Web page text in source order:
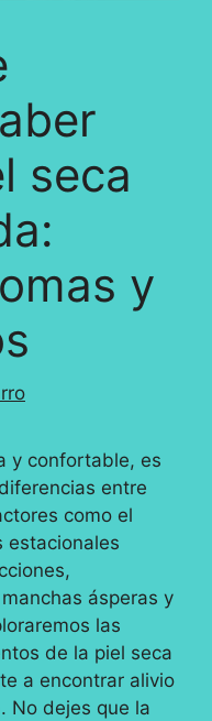
seca
y
y confortable, es
entre
como el
estacionales
ásperas y
las
de la piel seca
a encontrar alivio
No dejes que la